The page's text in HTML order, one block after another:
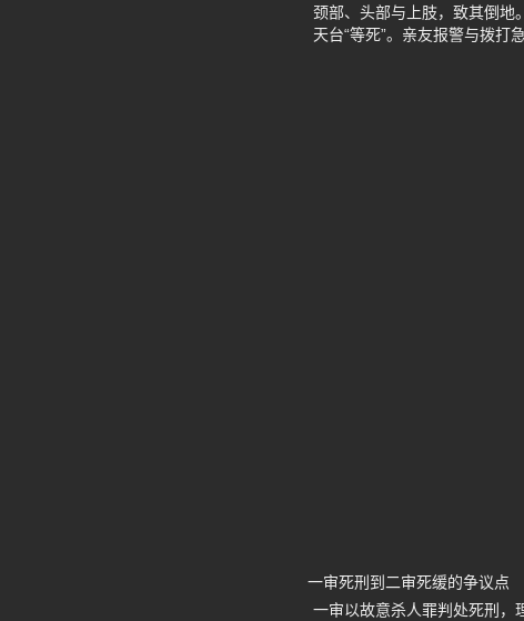
颈部、头部与上肢，致其倒地
天台“等死”。亲友报警与拨打
一审死刑到二审死缓的争议点
一审以故意杀人罪判处死刑，